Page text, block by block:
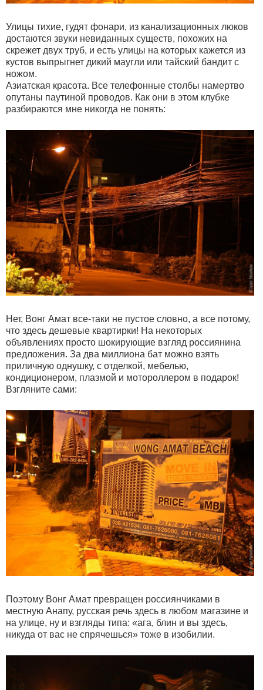
Улицы тихие, гудят фонари, из канализационных люков
достаются звуки невиданных существ, похожих на
скрежет двух труб, и есть улицы на которых кажется из
кустов выпрыгнет дикий маугли или тайский бандит с
ножом.
Азиатская красота. Все телефонные столбы намертво
опутаны паутиной проводов. Как они в этом клубке
разбираются мне никогда не понять:
Нет, Вонг Амат все-таки не пустое словно, а все потому,
что здесь дешевые квартирки! На некоторых
объявлениях просто шокирующие взгляд россиянина
предложения. За два миллиона бат можно взять
приличную однушку, с отделкой, мебелью,
кондиционером, плазмой и мотороллером в подарок!
Взгляните сами:
Поэтому Вонг Амат превращен россиянчиками в
местную Анапу, русская речь здесь в любом магазине и
на улице, ну и взгляды типа: «ага, блин и вы здесь,
никуда от вас не спрячешься» тоже в изобилии.